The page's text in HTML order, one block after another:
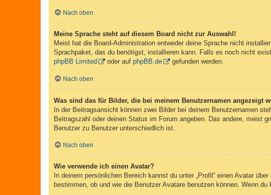
Nach oben
Meine Sprache steht auf diesem Board nicht zur Auswahl!
Meist hat die Board-Administration entweder deine Sprache nicht
Sprachpaket, das du benötigst, installieren kann. Falls es noch nicht
phpBB Limited
oder auf phpBB.de gefunden werden.
Nach oben
Was sind das für Bilder, die bei meinem Benutzernamen angezeigt
In der Beitragsansicht können zwei Bilder bei deinem Benutzernamen
Beitragszahl oder deinen Status im Forum angeben. Das andere, meist
Benutzer zu Benutzer unterschiedlich ist.
Nach oben
Wie verwende ich einen Avatar?
In deinem persönlichen Bereich kannst du unter „Profil“ einen Avatar
bestimmen, ob und wie die Benutzer Avatare benutzen können. Wenn